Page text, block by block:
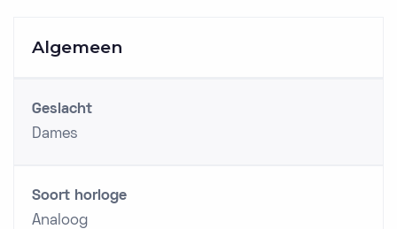
Algemeen
Geslacht
Dames
Soort horloge
Analoog